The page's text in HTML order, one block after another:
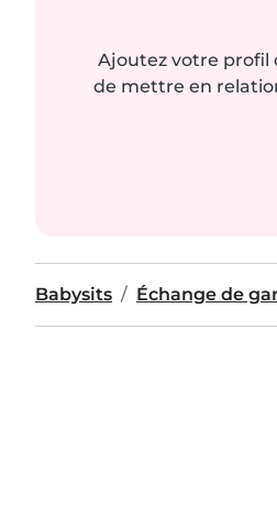
Ajoutez votre profil
de mettre en
Babysits Échange de